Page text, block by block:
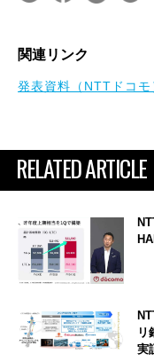
関連リンク
発表資料（NTTドコモ
RELATED ARTICLE
リ
実